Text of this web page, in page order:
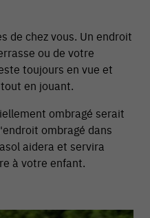
de chez vous. Un endroit
ou de votre
toujours en vue et
en jouant.
ombragé serait
ombragé dans
aidera et servira
à votre enfant.